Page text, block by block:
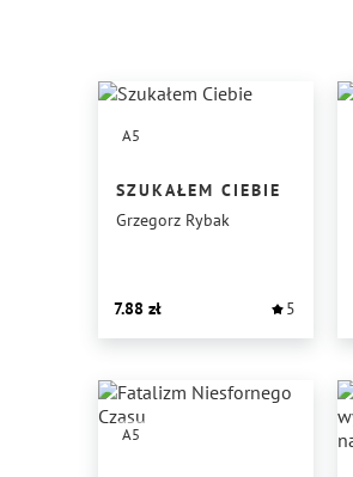
A5
SZUKAŁEM CIEBIE
Grzegorz Rybak
7.88 5
A5